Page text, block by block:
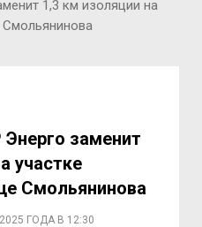
1,3 км изоляции на
Смольянинова
заменит
участке
Смольянинова
ГОДА В 12:30